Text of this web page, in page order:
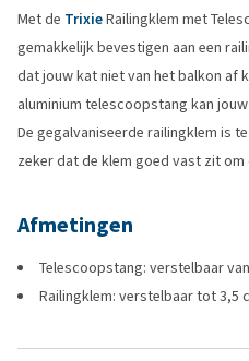
Met de TrixieRailingklem met
gemakkelijk bevestigen aan een
dat jouw kat niet van het balkon af
aluminium telescoopstang kan
De gegalvaniseerde railingklem is
zeker dat de klem goed vast zit om
Afmetingen
Telescoopstang: verstelbaar
Railingklem: verstelbaar tot 3,5